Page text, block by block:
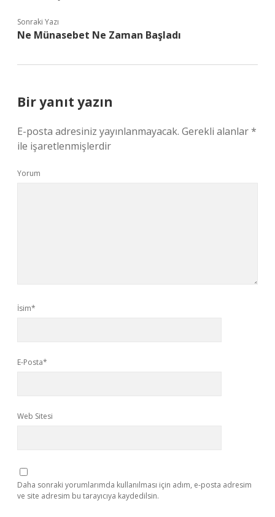
Sonraki Yazı
Ne Münasebet Ne Zaman Başladı
Bir yanıt yazın
E-posta adresiniz yayınlanmayacak. Gerekli alanlar*
ile işaretlenmişlerdir
Yorum
İsim*
E-Posta*
Web Sitesi
Daha sonraki yorumlarımda kullanılması için adım, e-posta adresim
ve site adresim bu tarayıcıya kaydedilsin.